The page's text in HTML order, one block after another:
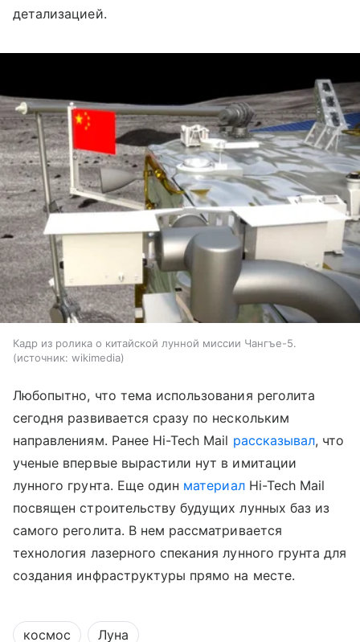
детализацией.
Кадр из ролика о китайской лунной миссии Чангъе-5.
источник: wikimedia
Любопытно, что тема использования реголита
сегодня развивается сразу по нескольким
направлениям. Ранее Hi-Tech Mail рассказывал, что
ученые впервые вырастили нут в имитации
лунного грунта. Еще один материалHi-Tech Mail
посвящен строительству будущих лунных баз из
самого реголита. В нем рассматривается
технология лазерного спекания лунного грунта для
создания инфраструктуры прямо на месте.
космос Луна